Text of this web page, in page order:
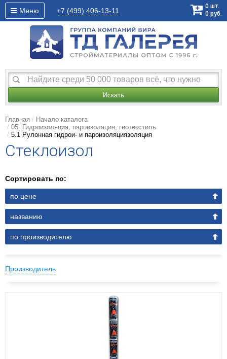
Меню +7 (499) 406-13-11
0 шт.
0 руб.
Искать
Главная
Начало каталога
05. Гидроизоляция, пароизоляция, геотекстиль
5.1 Рулонная гидрои- и пароизоляциязоляция
Стеклоизол
Сортировать по:
по цене
названию
по производителю
Производитель